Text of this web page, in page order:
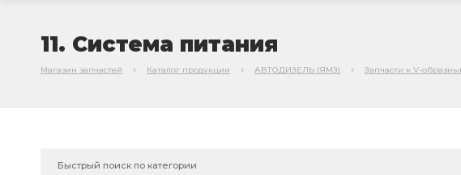
11. Система питания
Магазин запчастей Каталог продукции АВТОДИЗЕЛЬ (ЯМЗ) Запчасти к V-